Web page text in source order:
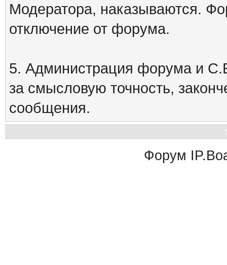
Модератора, наказываются.
отключение от форума.
5. Администрация форума и
за смысловую точность,
сообщения.
Форум